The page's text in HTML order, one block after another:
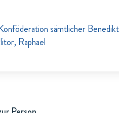
sämtlicher
Raphael